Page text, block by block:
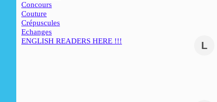
Concours
Couture
Crépuscules
Echanges
ENGLISH READERS HERE !!!
L